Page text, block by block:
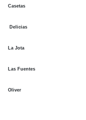
Casetas
Delicias
La Jota
Las Fuentes
Oliver